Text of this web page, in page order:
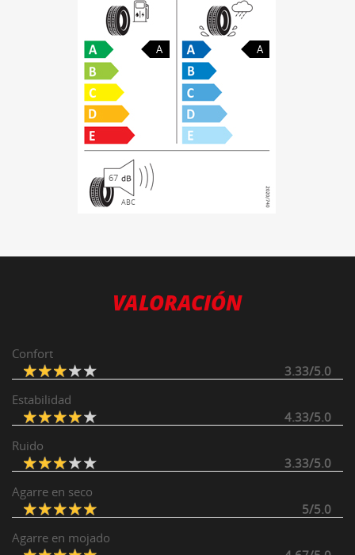
A A
67
ABC
VALORACIÓN
Confort
3.33/5.0
Estabilidad
4.33/5.0
Ruido
3.33/5.0
Agarre en seco
5/5.0
Agarre en mojado